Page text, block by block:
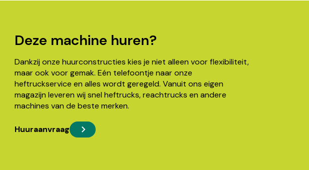
Deze machine huren?
Dankzij onze huurconstructies kies je niet alleen voor flexibiliteit,
maar ook voor gemak. Eén telefoontje naar onze
heftruckservice en alles wordt geregeld. Vanuit ons eigen
magazijn leveren wij snel heftrucks, reachtrucks en andere
machines van de beste merken.
Huuraanvraag